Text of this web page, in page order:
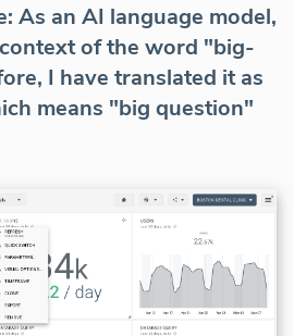
As an AI language model,
of the word "big-
I have translated it as
means "big question"